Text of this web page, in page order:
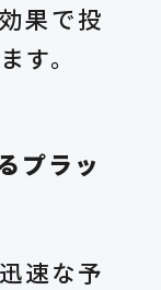
果で投
す。
プラッ
速な予